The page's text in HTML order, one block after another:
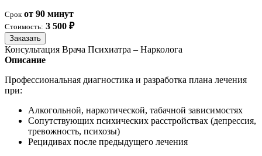
Срок от 90 минут
Стоимость: 3 500 ₽
Заказать
Консультация Врача Психиатра – Нарколога
Описание
Профессиональная диагностика и разработка плана лечения
при:
Алкогольной, наркотической, табачной зависимостях
Сопутствующих психических расстройствах (депрессия,
тревожность, психозы)
Рецидивах после предыдущего лечения